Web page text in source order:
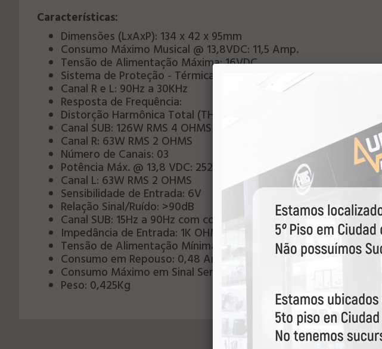
Características:
Dimensões (LxAxP): 134 x 42 x 95mm
Consumo Máximo Musical @ 13,8VDC: 11,5 Amp.
Tensão de Alimentação Máxima: 16VDC
Sistema de Proteção - Térmica e Curto na Saída
Canal R e L: 90Hz a 30KHz
Resposta de Frequência:
Distorção Harmônica Total (THD): 0,08%
Canal SUB: 126W RMS 4 OHMS
Canal R: 63W RMS 2 OHMS
Número de Canais: 03
Potência Máx. @ 13,8 VDC: 252W RMS
Canal L: 63W RMS 2 OHMS
Sensibilidade de Entrada: 6V
Relação Sinal/Ruído: >90dB
Canal SUB: 15Hz a 90Hz com corte de frequência ativo (12dB /8ª)
Impedância de Entrada: 1K OHMS
Tensão de Alimentação Mínima: 8VDC
Consumo em Repouso: 0,48 Amp.
Consumo Máximo em Sinal Senoidal (1kHz) 13,8VDC: 23 Amp.
Peso: 0,425Kg